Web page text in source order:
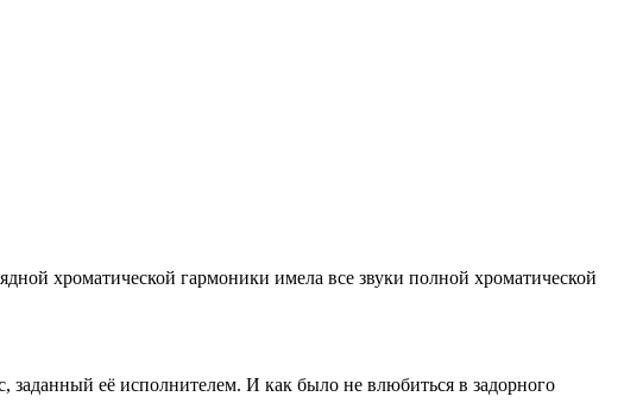
хроматической гармоники имела все звуки полной хроматической
её исполнителем. И как было не влюбиться в задорного